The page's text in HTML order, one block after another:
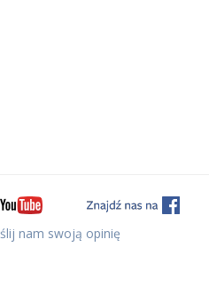
nam swoją opinię